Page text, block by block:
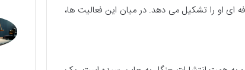
او را تشکیل می دهد. در میان این فعالیت ها،